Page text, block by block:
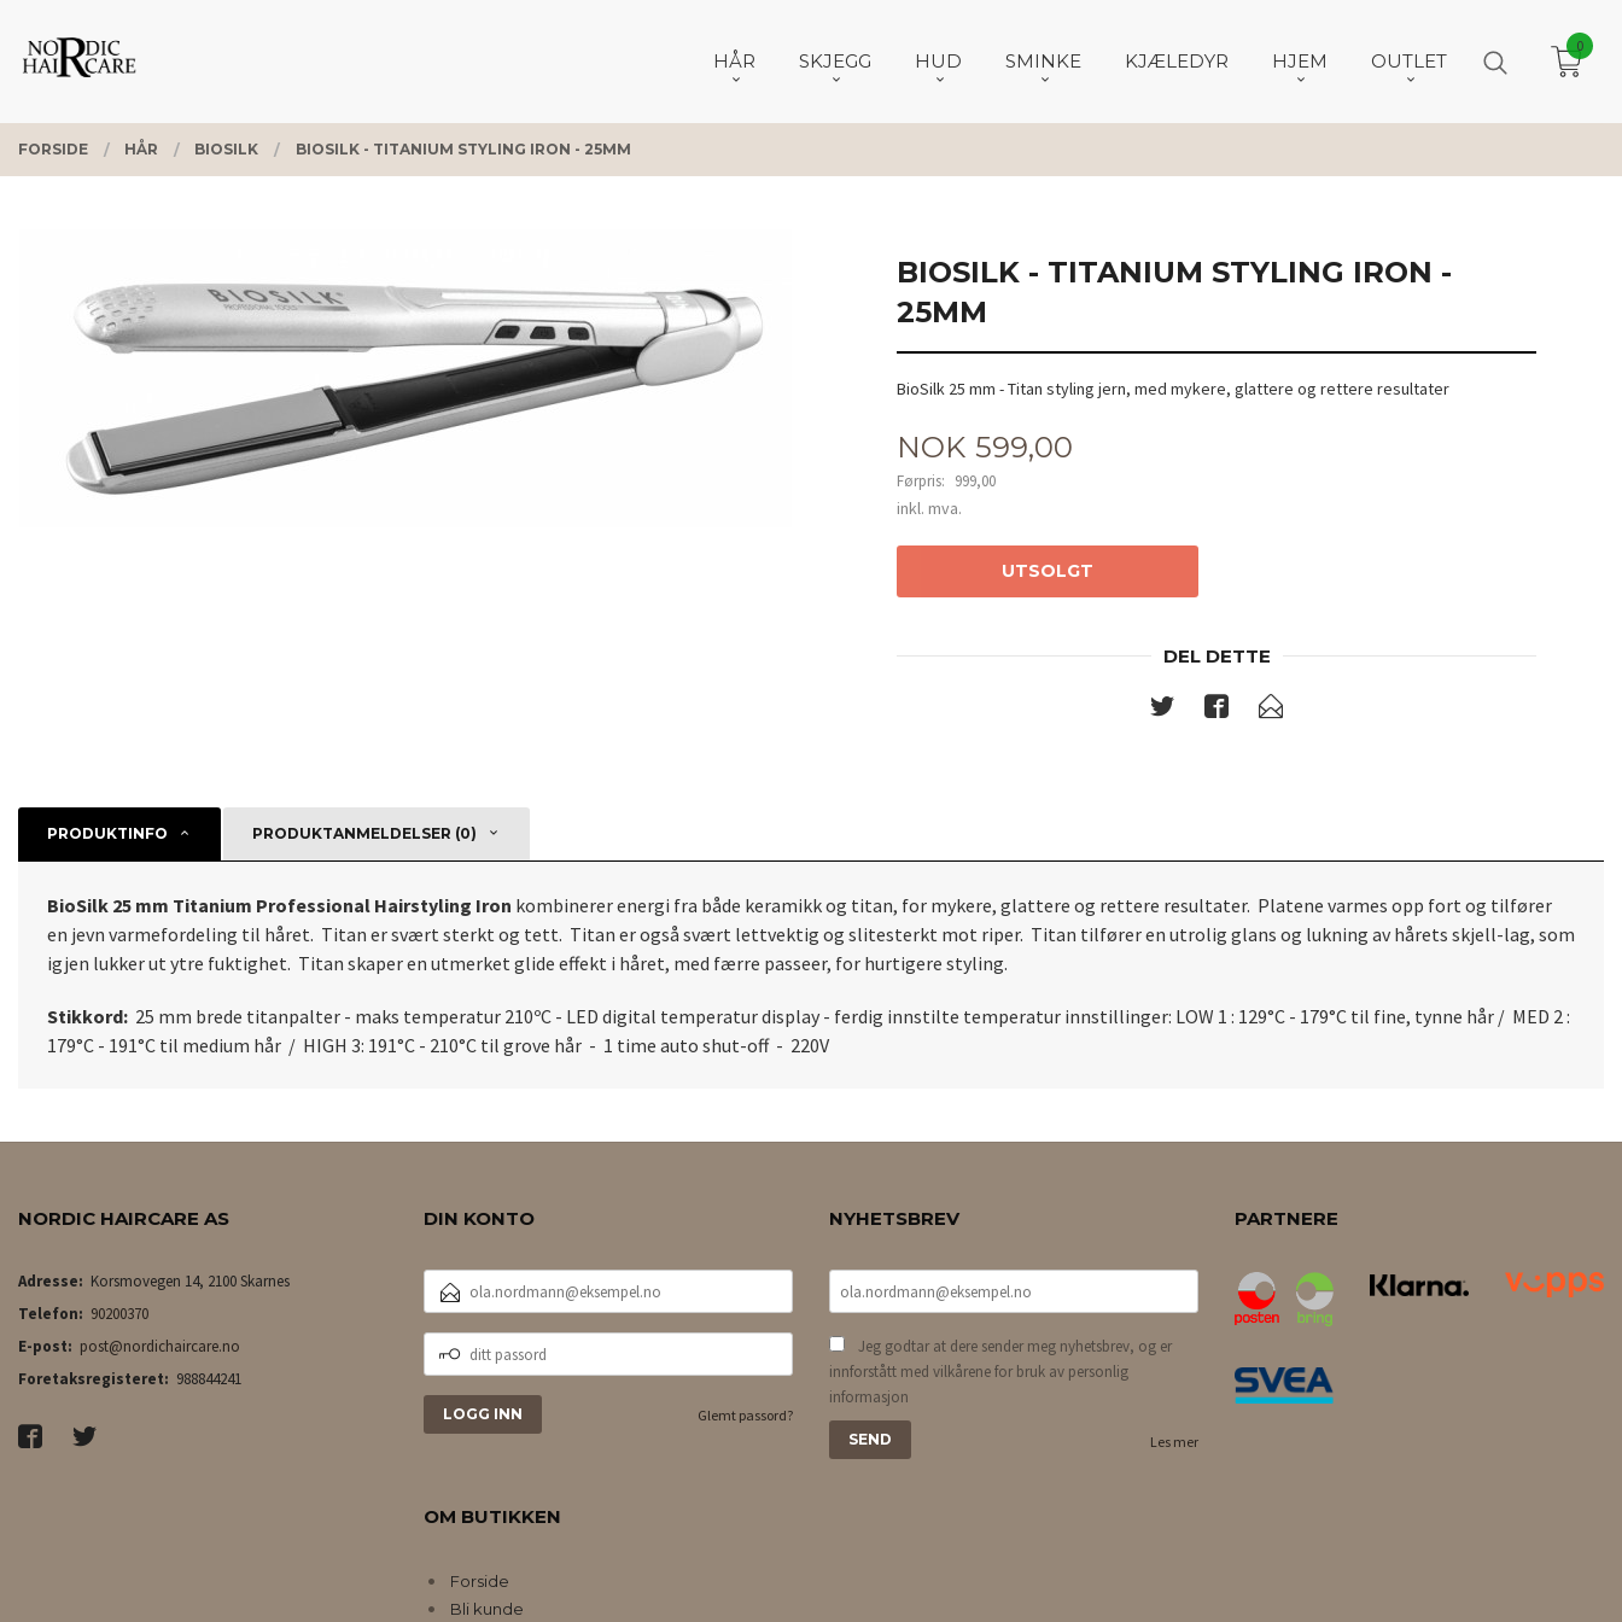
innholdet
PRODUKTER
HÅR SKJEGG HUD SMINKE KJÆLEDYR HJEM OUTLET
0
FORSIDE HÅR BIOSILK BIOSILK - TITANIUM STYLING IRON - 25MM
BIOSILK - TITANIUM STYLING IRON -
25MM
BioSilk 25 mm - Titan styling jern, med mykere, glattere og rettere resultater
Tilbud
NOK 599,00
Førpris: 999,00
Rabatt
inkl. mva.
UTSOLGT
DEL DETTE
PRODUKTINFO PRODUKTANMELDELSER (0)
BioSilk 25 mm Titanium Professional Hairstyling Iron kombinerer energi fra både keramikk og titan, for mykere, glattere og rettere resultater. Platene varmes opp fort og tilfører
en jevn varmefordeling til håret. Titan er svært sterkt og tett. Titan er også svært lettvektig og slitesterkt mot riper. Titan tilfører en utrolig glans og lukning av hårets skjell-lag, som
igjen lukker ut ytre fuktighet. Titan skaper en utmerket glide effekt i håret, med færre passeer, for hurtigere styling.
Stikkord: 25 mm brede titanpalter - maks temperatur 210ºC - LED digital temperatur display - ferdig innstilte temperatur innstillinger: LOW 1 : 129°C - 179°C til fine, tynne hår / MED 2 :
179°C - 191°C til medium hår / HIGH 3: 191°C - 210°C til grove hår - 1 time auto shut-off - 220V
NORDIC HAIRCARE AS
Adresse: Korsmovegen 14, 2100 Skarnes
Telefon: 90200370
E-post: post@nordichaircare.no
Foretaksregisteret: 988844241
DIN KONTO
POSTADRESSE
PASSORD
Glemt passord?
OM BUTIKKEN
Forside
Bli kunde
NYHETSBREV
Jeg godtar at dere sender meg nyhetsbrev, og er
innforstått med vilkårene for bruk av personlig
informasjon
Les mer
PARTNERE